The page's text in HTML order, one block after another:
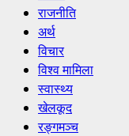
Menuराजनीति
अर्थ
विचार
विश्व मामिला
स्वास्थ्य
खेलकूद
रङ्गमञ्च